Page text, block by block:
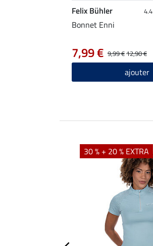
Felix Bühler 4.4
Bonnet Enni
9,99 €12,90 €
7,99 €
ajouter
30 % + 20 % EXTRA